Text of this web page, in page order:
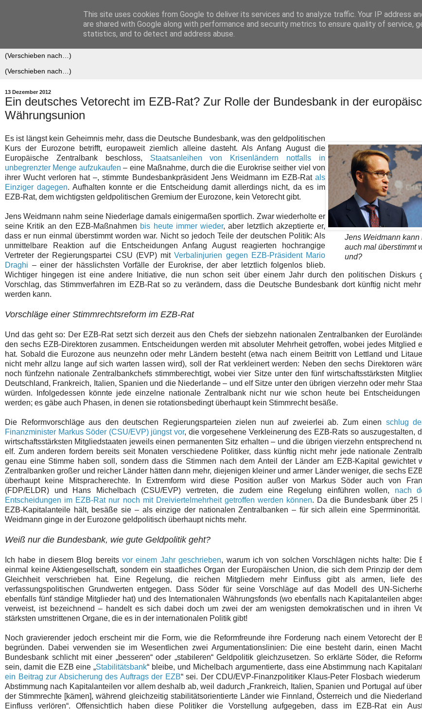
Der (europäische) Föderalist
13 Dezember 2012
Ein deutsches Vetorecht im EZB-Rat? Zur Rolle der Bundesbank in der
Währungsunion
Jens Weidmann kann
auch mal überstimmt
und?
Es ist längst kein Geheimnis mehr, dass die Deutsche Bundesbank, was den geldpolitischen
Kurs der Eurozone betrifft, europaweit ziemlich alleine dasteht. Als Anfang August die
Europäische Zentralbank beschloss, Staatsanleihen von Krisenländern notfalls in
unbegrenzter Menge aufzukaufen – eine Maßnahme, durch die die Eurokrise seither viel von
ihrer Wucht verloren hat –, stimmte Bundesbankpräsident Jens Weidmann im EZB-Rat als
Einziger dagegen. Aufhalten konnte er die Entscheidung damit allerdings nicht, da es im
EZB-Rat, dem wichtigsten geldpolitischen Gremium der Eurozone, kein Vetorecht gibt.
Jens Weidmann nahm seine Niederlage damals einigermaßen sportlich. Zwar wiederholte er
seine Kritik an den EZB-Maßnahmen bis heute immer wieder, aber letztlich akzeptierte er,
dass er nun einmal überstimmt worden war. Nicht so jedoch Teile der deutschen Politik: Als
unmittelbare Reaktion auf die Entscheidungen Anfang August reagierten hochrangige
Vertreter der Regierungspartei CSU (EVP) mitVerbalinjurien gegen EZB-Präsident Mario
Draghi – einer der hässlichsten Vorfälle der Eurokrise, der aber letztlich folgenlos blieb.
Wichtiger hingegen ist eine andere Initiative, die nun schon seit über einem Jahr durch den politischen Diskurs
Vorschlag, das Stimmverfahren im EZB-Rat so zu verändern, dass die Deutsche Bundesbank dort künftig nicht
werden kann.
Vorschläge einer Stimmrechtsreform im EZB-Rat
Und das geht so: Der EZB-Rat setzt sich derzeit aus den Chefs der siebzehn nationalen Zentralbanken der
den sechs EZB-Direktoren zusammen. Entscheidungen werden mit absoluter Mehrheit getroffen, wobei jedes Mitglied
hat. Sobald die Eurozone aus neunzehn oder mehr Ländern besteht (etwa nach einem Beitritt von Lettland und
nicht mehr allzu lange auf sich warten lassen wird), soll der Rat verkleinert werden: Neben den sechs Direktoren
noch fünfzehn nationale Zentralbankchefs stimmberechtigt, wobei vier Sitze unter den fünf wirtschaftsstärksten
Deutschland, Frankreich, Italien, Spanien und die Niederlande – und elf Sitze unter den übrigen vierzehn oder mehr
würden. Infolgedessen könnte jede einzelne nationale Zentralbank nicht nur wie schon heute bei Entscheidungen
werden; es gäbe auch Phasen, in denen sie rotationsbedingt überhaupt kein Stimmrecht besäße.
Die Reformvorschläge aus den deutschen Regierungsparteien zielen nun auf zweierlei ab. Zum einen schlug
Finanzminister Markus Söder (CSU/EVP) jüngst vor, die vorgesehene Verkleinerung des EZB-Rats so auszugestalten,
wirtschaftsstärksten Mitgliedstaaten jeweils einen permanenten Sitz erhalten – und die übrigen vierzehn entsprechend
elf. Zum anderen fordern bereits seit Monaten verschiedene Politiker, dass künftig nicht mehr jede nationale
genau eine Stimme haben soll, sondern dass die Stimmen nach dem Anteil der Länder am EZB-Kapital gewichtet
Zentralbanken großer und reicher Länder hätten dann mehr, diejenigen kleiner und armer Länder weniger, die sechs
überhaupt keine Mitspracherechte. In Extremform wird diese Position außer von Markus Söder auch von
(FDP/ELDR) und Hans Michelbach (CSU/EVP) vertreten, die zudem eine Regelung einführen wollen, nach
Entscheidungen im EZB-Rat nur noch mit Dreiviertelmehrheit getroffen werden können. Da die Bundesbank über 25
EZB-Kapitalanteile hält, besäße sie – als einzige der nationalen Zentralbanken – für sich allein eine
Weidmann ginge in der Eurozone geldpolitisch überhaupt nichts mehr.
Weiß nur die Bundesbank, wie gute Geldpolitik geht?
Ich habe in diesem Blog bereitsvor einem Jahr geschrieben, warum ich von solchen Vorschlägen nichts halte: Die
einmal keine Aktiengesellschaft, sondern ein staatliches Organ der Europäischen Union, die sich dem Prinzip der
Gleichheit verschrieben hat. Eine Regelung, die reichen Mitgliedern mehr Einfluss gibt als armen, liefe
verfassungspolitischen Grundwerten entgegen. Dass Söder für seine Vorschläge auf das Modell des UN-
ebenfalls fünf ständige Mitglieder hat) und des Internationalen Währungsfonds (wo ebenfalls nach Kapitalanteilen
verweist, ist bezeichnend – handelt es sich dabei doch um zwei der am wenigsten demokratischen und in ihren
stärksten umstrittenen Organe, die es in der internationalen Politik gibt!
Noch gravierender jedoch erscheint mir die Form, wie die Reformfreunde ihre Forderung nach einem Vetorecht der
begründen. Dabei verwenden sie im Wesentlichen zwei Argumentationslinien: Die eine besteht darin, einen
Bundesbank schlicht mit einer „besseren“ oder „stabileren“ Geldpolitik gleichzusetzen. So erklärte Söder, die
sein, damit die EZB eine „Stabilitätsbank“ bleibe, und Michelbach argumentierte, dass eine Abstimmung nach
ein Beitrag zur Absicherung des Auftrags der EZB“ sei. Der CDU/EVP-Finanzpolitiker Klaus-Peter Flosbach
Abstimmung nach Kapitalanteilen vor allem deshalb ab, weil dadurch „Frankreich, Italien, Spanien und Portugal auf
der Stimmrechte [kämen], während gleichzeitig stabilitätsorientierte Länder wie Finnland, Österreich und die
Einfluss verlören“. Offensichtlich haben diese Politiker die Vorstellung aufgegeben, dass im EZB-Rat ein
This site uses cookies from Google to deliver its services and to analyze traffic. Your IP address
are shared with Google along with performance and security metrics to ensure quality of service,
statistics, and to detect and address abuse.